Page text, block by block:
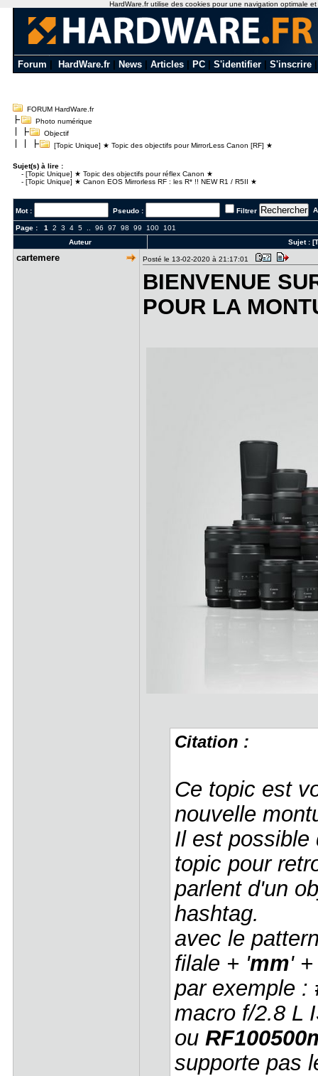
Forum HardWare.fr News Articles PC S'identifier S'inscrire
FORUM HardWare.fr
Photo numérique
Objectif
[Topic Unique] ★ Topic des objectifs pour MirrorLess Canon [RF] ★
Sujet(s) à lire :
- [Topic Unique] ★ Topic des objectifs pour réflex Canon ★
- [Topic Unique] ★ Canon EOS Mirrorless RF : les R* !! NEW R1 / R5II ★
Mot : Pseudo : Filtrer
Page : 1 2 3 4 5.. 96 97 98 99 100
101
Auteur
Sujet :
cartemere Posté le 13-02-2020 à 21:17:01
BIENVENUE
POUR LA
Citation :
Ce topic est
nouvelle
Il est possible
topic pour
parlent d'un
hashtag.
avec le
filale + 'mm'
par exemple :
macro f/2.8 L
ou
supporte pas
HardWare.fr utilise des cookies pour une navigation optimale